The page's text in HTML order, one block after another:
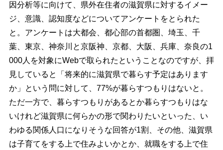
因分析等に向けて、県外在住者の滋賀県に対するイメー
ジ、意識、認知度などについてアンケートをとられた
と。アンケートは大都会、都心部の首都圏、埼玉、千
葉、東京、神奈川と京阪神、京都、大阪、兵庫、奈良の1
000人を対象にWebで取られたということなのですが、拝
見していると「将来的に滋賀県で暮らす予定はあります
か」という問に対して、77%が暮らすつもりはないと。
ただ一方で、暮らすつもりがあるとか暮らすつもりはな
いけれど滋賀県に何らかの形で関わりたいといった、い
わゆる関係人口になりそうな回答が1割、その他、滋賀県
は子育てをする上で住みよいかとか、就職をする上で住